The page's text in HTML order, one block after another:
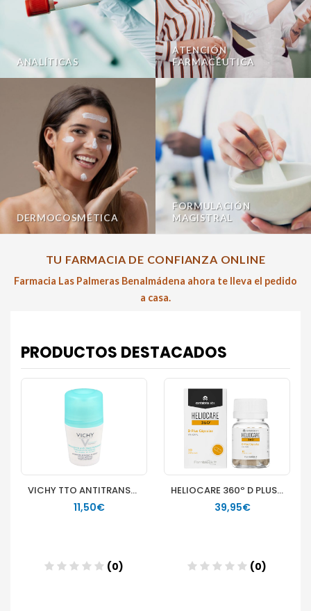
ANALÍTICAS
ATENCIÓN
FARMACÉUTICA
DERMOCOSMÉTICA
FORMULACIÓN
MAGISTRAL
TU FARMACIA DE CONFIANZA ONLINE
Farmacia Las Palmeras Benalmádena ahora te lleva el pedido
a casa.